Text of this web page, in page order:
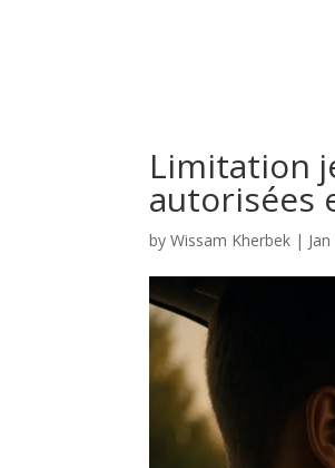
Limitation
autorisées
byWissam Kherbek |